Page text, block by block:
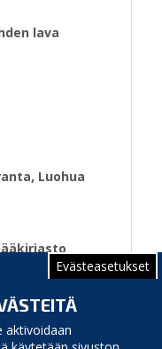
Evästeasetukset
aktivoidaan
lava
Luohua
Sivu 1